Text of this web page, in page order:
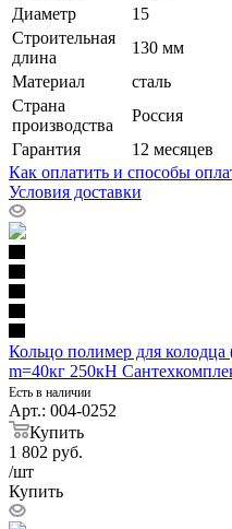
Диаметр
15
Строительная
длина
130 мм
Материал
сталь
Страна
производства
Россия
Гарантия
12 месяцев
Как оплатить и способы
Условия доставки
Кольцо полимер для
m=40кг 250кН
Есть в наличии
Арт.: 004-0252
Купить
1 802 руб.
/шт
Купить